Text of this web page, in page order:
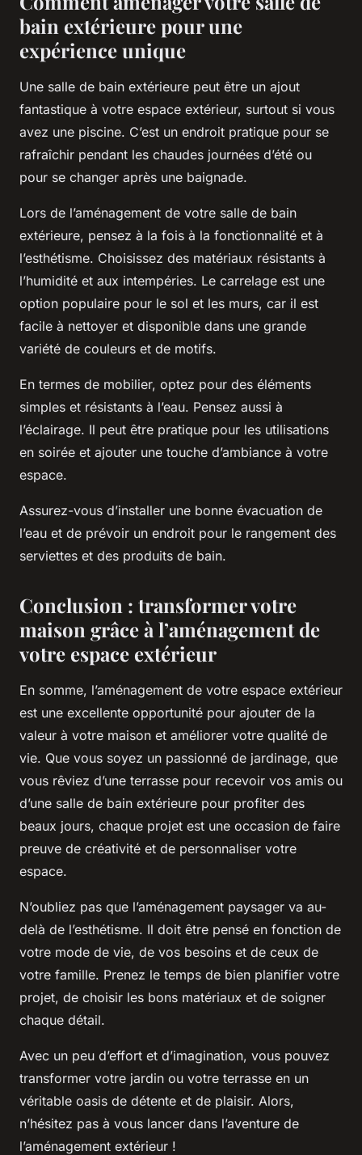
bain extérieure pour une
expérience unique
Une salle de bain extérieure peut être un ajout
fantastique à votre espace extérieur, surtout si vous
avez une piscine. C’est un endroit pratique pour se
rafraîchir pendant les chaudes journées d’été ou
pour se changer après une baignade.
Lors de l’aménagement de votre salle de bain
extérieure, pensez à la fois à la fonctionnalité et à
l’esthétisme. Choisissez des matériaux résistants à
l’humidité et aux intempéries. Le carrelage est une
option populaire pour le sol et les murs, car il est
facile à nettoyer et disponible dans une grande
variété de couleurs et de motifs.
En termes de mobilier, optez pour des éléments
simples et résistants à l’eau. Pensez aussi à
l’éclairage. Il peut être pratique pour les utilisations
en soirée et ajouter une touche d’ambiance à votre
espace.
Assurez-vous d’installer une bonne évacuation de
l’eau et de prévoir un endroit pour le rangement des
serviettes et des produits de bain.
Conclusion : transformer votre
maison grâce à l’aménagement de
votre espace extérieur
En somme, l’aménagement de votre espace extérieur
est une excellente opportunité pour ajouter de la
valeur à votre maison et améliorer votre qualité de
vie. Que vous soyez un passionné de jardinage, que
vous rêviez d’une terrasse pour recevoir vos amis ou
d’une salle de bain extérieure pour profiter des
beaux jours, chaque projet est une occasion de faire
preuve de créativité et de personnaliser votre
espace.
N’oubliez pas que l’aménagement paysager va au-
delà de l’esthétisme. Il doit être pensé en fonction de
votre mode de vie, de vos besoins et de ceux de
votre famille. Prenez le temps de bien planifier votre
projet, de choisir les bons matériaux et de soigner
chaque détail.
Avec un peu d’effort et d’imagination, vous pouvez
transformer votre jardin ou votre terrasse en un
véritable oasis de détente et de plaisir. Alors,
n’hésitez pas à vous lancer dans l’aventure de
l’aménagement extérieur !